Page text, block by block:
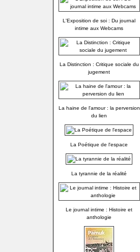
L'Exposition de soi : Du journal
intime aux Webcams
La Distinction : Critique sociale du
jugement
La haine de l'amour : la perversion
du lien
La Poétique de l'espace
La tyrannie de la réalité
Le journal intime : Histoire et
anthologie